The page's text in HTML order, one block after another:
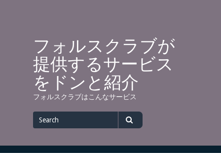
フォルスクラブが
提供するサービス
をドンと紹介
フォルスクラブはこんなサービス
for